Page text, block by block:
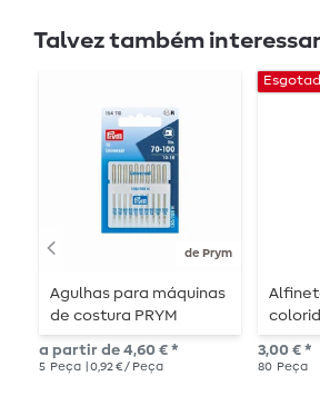
Talvez também
de Prym
Agulhas para máquinas
de costura PRYM
Standard
a partir de 4,60 € *
5 Peça | 0,92 € / Peça
3,00 € *
80 Peça